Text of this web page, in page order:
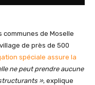
communes de Moselle
de près de 500
spéciale assure la
ne peut prendre aucune
», explique